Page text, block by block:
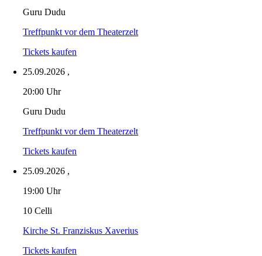
Guru Dudu
Treffpunkt vor dem Theaterzelt
Tickets kaufen
25.09.2026 ,
20:00 Uhr
Guru Dudu
Treffpunkt vor dem Theaterzelt
Tickets kaufen
25.09.2026 ,
19:00 Uhr
10 Celli
Kirche St. Franziskus Xaverius
Tickets kaufen